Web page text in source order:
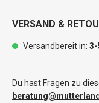
VERSAND &
Versandbereit in: 3-
Du hast Fragen zu